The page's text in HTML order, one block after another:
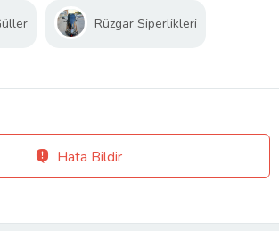
Rüzgar Siperlikleri
Hata Bildir